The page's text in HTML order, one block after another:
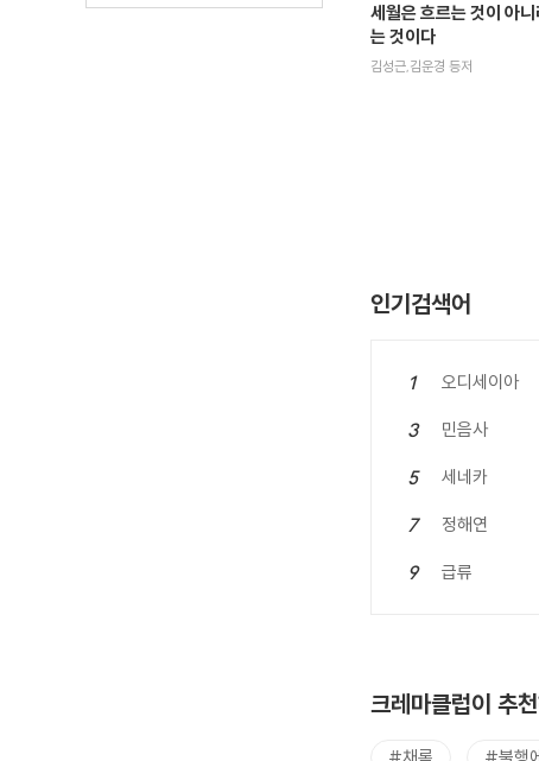
세월은 흐르는 것이 아
는 것이다
김성근,김운경 등저
인기검색어
1 오디세이아
3 민음사
5 세네카
7 정해연
9 급류
크레마클럽이 추